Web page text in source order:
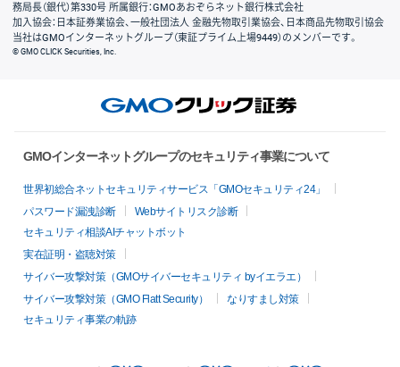
務局長（銀代）第330号 所属銀行：GMOあおぞらネット銀行株式会社
加入協会：日本証券業協会、一般社団法人 金融先物取引業協会、日本商品先物取引協会
当社はGMOインターネットグループ（東証プライム上場9449）のメンバーです。
© GMO CLICK Securities, Inc.
GMOインターネットグループのセキュリティ事業について
世界初総合ネットセキュリティサービス「GMOセキュリティ24」
パスワード漏洩診断
Webサイトリスク診断
セキュリティ相談AIチャットボット
実在証明・盗聴対策
サイバー攻撃対策（GMOサイバーセキュリティ byイエラエ）
サイバー攻撃対策（GMO Flatt Security）
なりすまし対策
セキュリティ事業の軌跡